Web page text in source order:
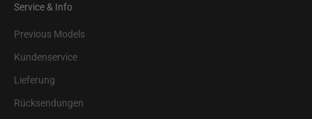
Service & Info
Previous Models
Kundenservice
Lieferung
Rücksendungen